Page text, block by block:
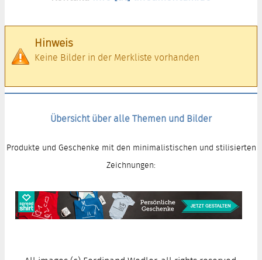
Hinweis
Keine Bilder in der Merkliste vorhanden
Übersicht über alle Themen und Bilder
Produkte und Geschenke mit den minimalistischen und stilisierten
Zeichnungen: